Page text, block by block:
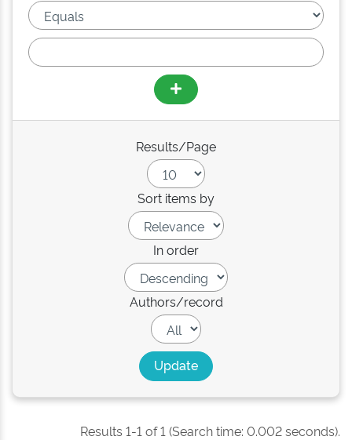
Results/Page
Sort items by
In order
Authors/record
Results 1-1 of 1 (Search time: 0.002 seconds).